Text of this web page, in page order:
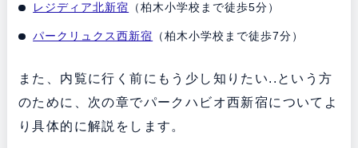
レジディア北新宿 （柏木小学校まで徒歩5分）
パークリュクス西新宿 （柏木小学校まで徒歩7分）
また、内覧に行く前にもう少し知りたい..という方
のために、次の章でパークハビオ西新宿についてよ
り具体的に解説をします。